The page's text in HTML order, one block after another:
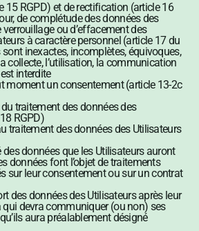
15 RGPD) et de rectification (article 16
de complétude des données des
ou d’effacement des
à caractère personnel (article 17 du
sont inexactes, incomplètes, équivoques,
collecte, l’utilisation, la communication
interdite
moment un consentement (article 13-2c
traitement des données des
RGPD)
traitement des données des Utilisateurs
données que les Utilisateurs auront
données font l’objet de traitements
sur leur consentement ou sur un contrat
des données des Utilisateurs après leur
qui devra communiquer (ou non) ses
aura préalablement désigné